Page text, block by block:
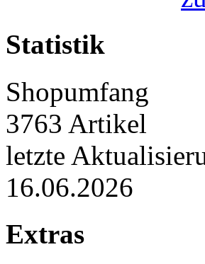
Statistik
Shopumfang
3763 Artikel
letzte
16.06.2026
Extras